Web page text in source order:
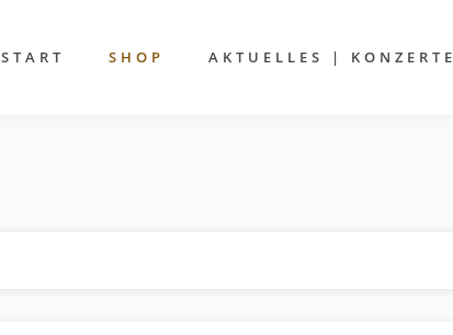
START SHOP AKTUELLES | KONZERTE